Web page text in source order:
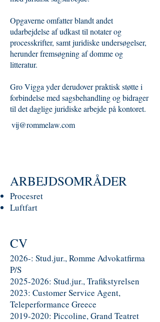
Opgaverne omfatter blandt andet
udarbejdelse af udkast til notater og
processkrifter, samt juridiske undersøgelser,
herunder fremsøgning af domme og
litteratur.
Gro Vigga yder derudover praktisk støtte i
forbindelse med sagsbehandling og bidrager
til det daglige juridiske arbejde på kontoret.
vij@rommelaw.com
ARBEJDSOMRÅDER
Procesret
Luftfart
CV
2026-: Stud.jur., Romme Advokatfirma
P/S
2025-2026: Stud.jur., Trafikstyrelsen
2023: Customer Service Agent,
Teleperformance Greece
2019-2020: Piccoline, Grand Teatret